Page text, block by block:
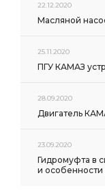
22.12.2020
Масляной
25.11.2020
ПГУ КАМАЗ
28.09.2020
Двигатель
23.09.2020
Гидромуфта в
и особенности